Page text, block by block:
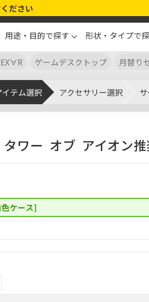
ださい
用途・目的で探す 形状・タイプで
ゲームデスクトップ 月替り
テム選択 アクセサリー選択
タワー オブ アイオン
ケース]